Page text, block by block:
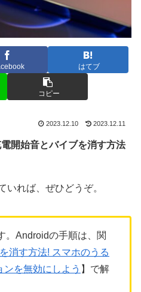
はてブ
コピー
2023.12.10 2023.12.11
開始音とバイブを消す方法
いれば、ぜひどうぞ。
。Androidの手順は、関
消す方法! スマホのうる
を無効にしよう 】で解